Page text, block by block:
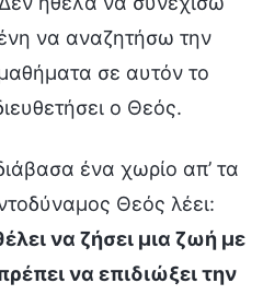
να αναζητήσω την
σε αυτόν το
ο Θεός.
ένα χωρίο απ’ τα
Θεός λέει:
να ζήσει μια ζωή με
να επιδιώξει την